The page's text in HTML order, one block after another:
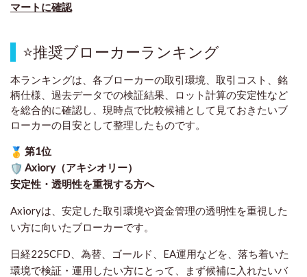
マートに確認
⭐推奨ブローカーランキング
本ランキングは、各ブローカーの取引環境、取引コスト、銘
柄仕様、過去データでの検証結果、ロット計算の安定性など
を総合的に確認し、現時点で比較候補として見ておきたいブ
ローカーの目安として整理したものです。
第1位
Axiory（アキシオリー）
安定性・透明性を重視する方へ
Axioryは、安定した取引環境や資金管理の透明性を重視した
い方に向いたブローカーです。
日経225CFD、為替、ゴールド、EA運用などを、落ち着いた
環境で検証・運用したい方にとって、まず候補に入れたいバ